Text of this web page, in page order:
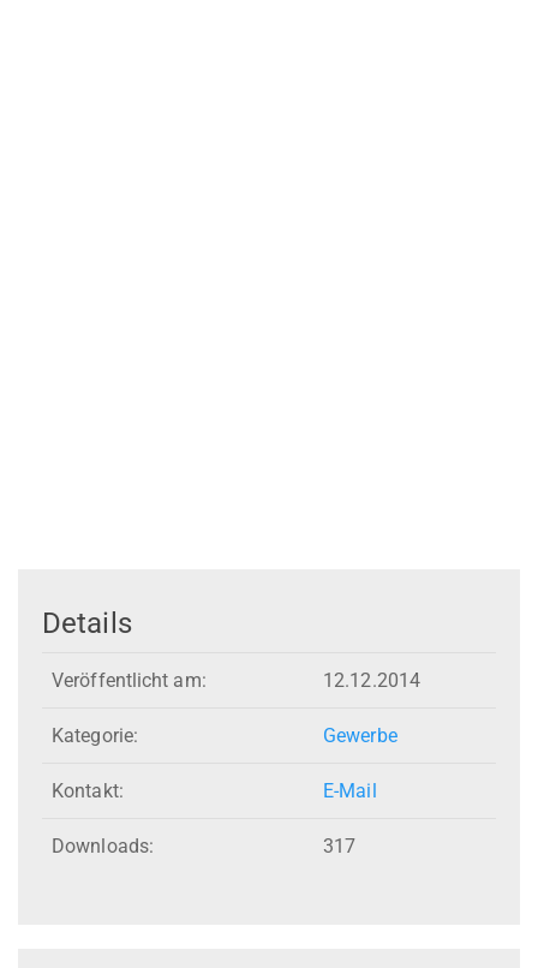
Details
Veröffentlicht am: 12.12.2014
Kategorie: Gewerbe
Kontakt: E-Mail
Downloads: 317